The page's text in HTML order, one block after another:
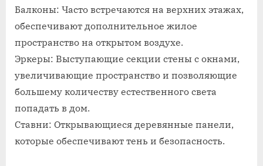
Балконы: Часто встречаются на верхних этажах,
обеспечивают дополнительное жилое
пространство на открытом воздухе.
Эркеры: Выступающие секции стены с окнами,
увеличивающие пространство и позволяющие
большему количеству естественного света
попадать в дом.
Ставни: Открывающиеся деревянные панели,
которые обеспечивают тень и безопасность.